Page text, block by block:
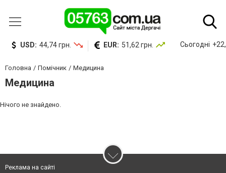
USD: 44,74 грн. EUR: 51,62 грн. Сьогодні
Головна Помічник Медицина
Медицина
Нічого не знайдено.
Реклама на сайті